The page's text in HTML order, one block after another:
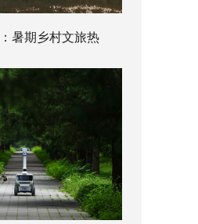
暑期乡村文旅热